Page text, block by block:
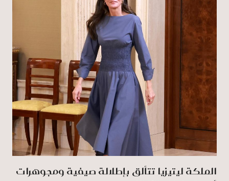
الملكة ليتيزيا تتألق بإطلالة صيفية ومجوهرات